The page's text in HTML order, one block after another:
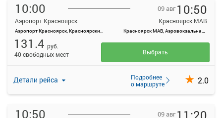
10:00
Аэропорт Красноярск
Аэропорт Красноярск, Красноярский край, Емельяновский район, а/э Емельяново
09 авг 10:50
Красноярск МАВ
Красноярск МАВ, Аэровокзальная ул., 22
Детали рейса
Подробнее
о маршруте
2.0
131.4 руб.
40 свободных мест
Выбрать
10:50 09 авг